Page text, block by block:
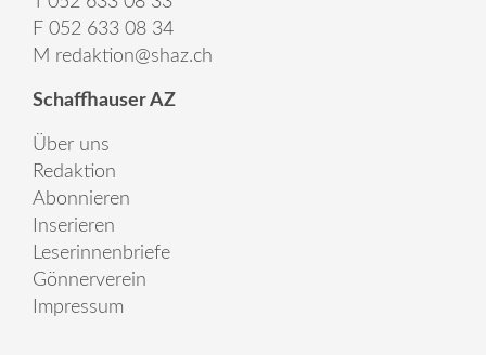
F 052 633 08 34
M redaktion@shaz.ch
Schaffhauser AZ
Über uns
Redaktion
Abonnieren
Inserieren
Leserinnenbriefe
Gönnerverein
Impressum